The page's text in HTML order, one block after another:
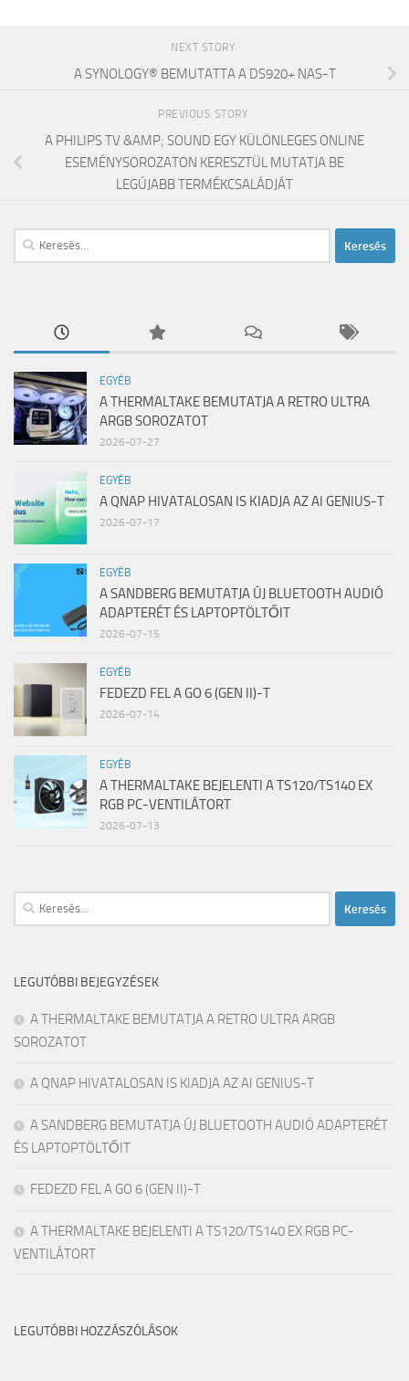
NEXT STORY
A SYNOLOGY® BEMUTATTA A DS920+ NAS-T
PREVIOUS STORY
A PHILIPS TV &AMP; SOUND EGY KÜLÖNLEGES ONLINE
ESEMÉNYSOROZATON KERESZTÜL MUTATJA BE
LEGÚJABB TERMÉKCSALÁDJÁT
Keresés:
EGYÉB
A THERMALTAKE BEMUTATJA A RETRO ULTRA
ARGB SOROZATOT
2026-07-27
EGYÉB
A QNAP HIVATALOSAN IS KIADJA AZ AI GENIUS-T
2026-07-17
EGYÉB
A SANDBERG BEMUTATJA ÚJ BLUETOOTH AUDIÓ
ADAPTERÉT ÉS LAPTOPTÖLTŐIT
2026-07-15
EGYÉB
FEDEZD FEL A GO 6 (GEN II)-T
2026-07-14
EGYÉB
A THERMALTAKE BEJELENTI A TS120/TS140 EX
RGB PC-VENTILÁTORT
2026-07-13
Keresés:
LEGUTÓBBI BEJEGYZÉSEK
A THERMALTAKE BEMUTATJA A RETRO ULTRA ARGB
SOROZATOT
A QNAP HIVATALOSAN IS KIADJA AZ AI GENIUS-T
A SANDBERG BEMUTATJA ÚJ BLUETOOTH AUDIÓ ADAPTERÉT
ÉS LAPTOPTÖLTŐIT
FEDEZD FEL A GO 6 (GEN II)-T
A THERMALTAKE BEJELENTI A TS120/TS140 EX RGB PC-
VENTILÁTORT
LEGUTÓBBI HOZZÁSZÓLÁSOK